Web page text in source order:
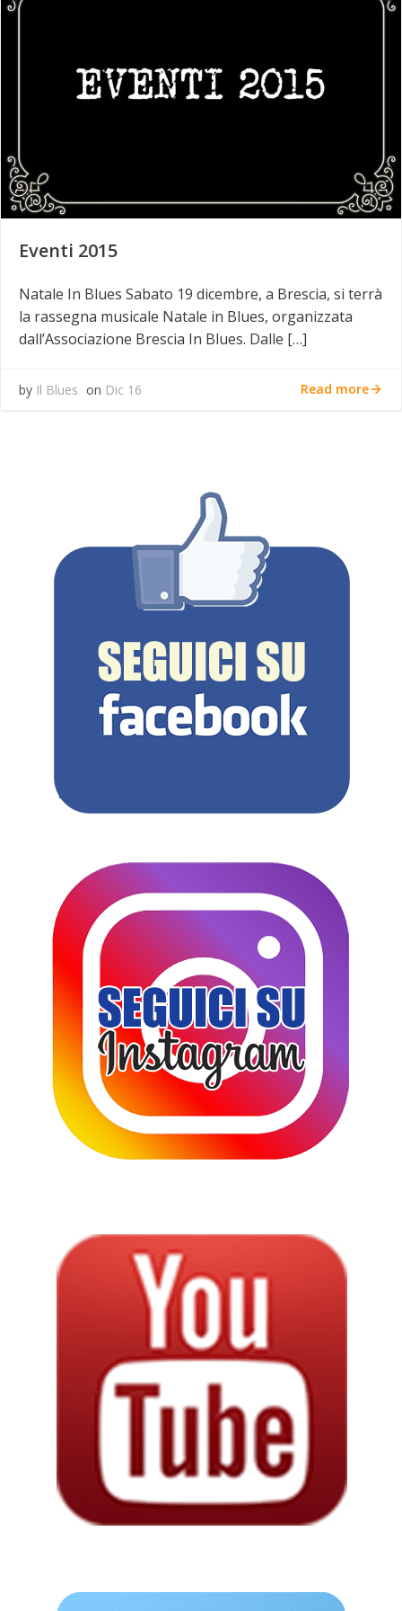
Eventi 2015
Natale In Blues Sabato 19 dicembre, a Brescia, si terrà
la rassegna musicale Natale in Blues, organizzata
dall’Associazione Brescia In Blues. Dalle […]
by Il Blues on Dic 16 Read more